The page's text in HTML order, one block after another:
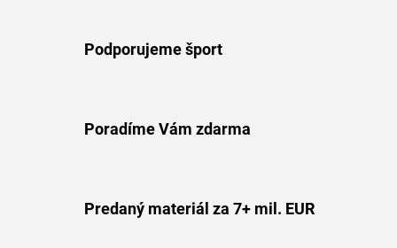
Podporujeme šport
Poradíme Vám zdarma
Predaný materiál za 7+ mil. EUR